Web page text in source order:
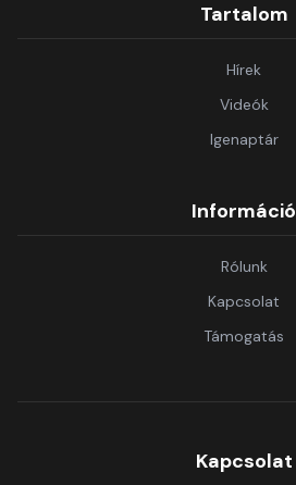
Tartalom
Hírek
Videók
Igenaptár
Információ
Rólunk
Kapcsolat
Támogatás
Kapcsolat